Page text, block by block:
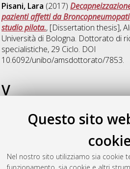
Questo sito
Nel nostro sito utilizziamo sia cookie
Pisani, Lara (2017)
pazienti affetti da
studio pilota., [Dissertation thesis],
Università di Bologna. Dottorato di
specialistiche, 29 Ciclo. DOI
10.6092/unibo/amsdottorato/7853.
V
Vega Pittao, Maria Laura(2025)
high flow cannula on carbon dioxide
randomized crossover physiological
thesis], Alma Mater Studiorum
Dottorato di ricerca inScienze